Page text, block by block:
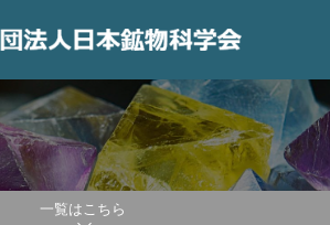
一覧はこちら